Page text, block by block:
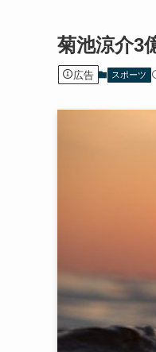
菊池涼介3
広告 スポーツ